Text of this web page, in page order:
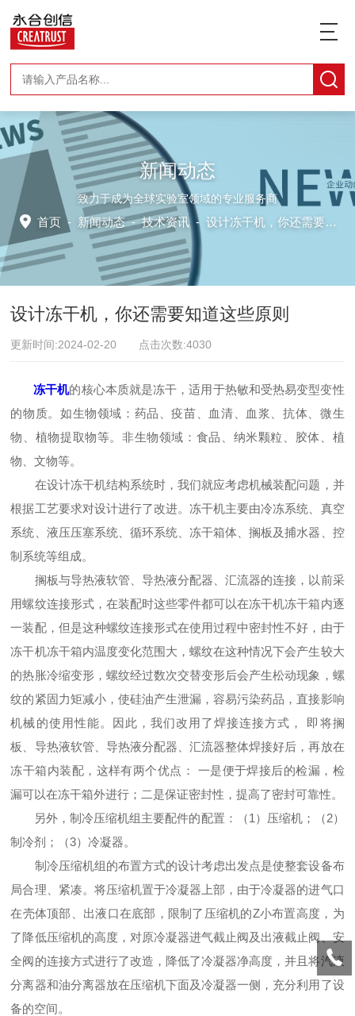
新闻动态
致力于成为全球实验室领域的专业服务商
首页 - 新闻动态-技术资讯 -设计冻干机，你还需要知道这些原则
设计冻干机，你还需要知道这些原则
更新时间:2024-02-20 点击次数:4030
冻干机的核心本质就是冻干，适用于热敏和受热易变型变性
的物质。如生物领域：药品、疫苗、血清、血浆、抗体、微生
物、植物提取物等。非生物领域：食品、纳米颗粒、胶体、植
物、文物等。
在设计冻干机结构系统时，我们就应考虑机械装配问题，并
根据工艺要求对设计进行了改进。冻干机主要由冷冻系统、真空
系统、液压压塞系统、循环系统、冻干箱体、搁板及捕水器、控
制系统等组成。
搁板与导热液软管、导热液分配器、汇流器的连接，以前采
用螺纹连接形式，在装配时这些零件都可以在冻干机冻干箱内逐
一装配，但是这种螺纹连接形式在使用过程中密封性不好，由于
冻干机冻干箱内温度变化范围大，螺纹在这种情况下会产生较大
的热胀冷缩变形，螺纹经过数次交替变形后会产生松动现象，螺
纹的紧固力矩减小，使硅油产生泄漏，容易污染药品，直接影响
机械的使用性能。因此，我们改用了焊接连接方式， 即将搁
板、导热液软管、导热液分配器、汇流器整体焊接好后，再放在
冻干箱内装配，这样有两个优点： 一是便于焊接后的检漏，检
漏可以在冻干箱外进行；二是保证密封性，提高了密封可靠性。
另外，制冷压缩机组主要配件的配置：（1）压缩机；（2）
制冷剂；（3）冷凝器。
制冷压缩机组的布置方式的设计考虑出发点是使整套设备布
局合理、紧凑。将压缩机置于冷凝器上部，由于冷凝器的进气口
在壳体顶部、出液口在底部，限制了压缩机的Z小布置高度，为
了降低压缩机的高度，对原冷凝器进气截止阀及出液截止阀、安
全阀的连接方式进行了改造，降低了冷凝器净高度，并且将汽液
分离器和油分离器放在压缩机下面及冷凝器一侧，充分利用了设
备的空间。